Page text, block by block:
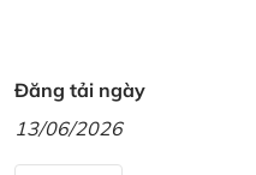
Đăng tải ngày
13/06/2026